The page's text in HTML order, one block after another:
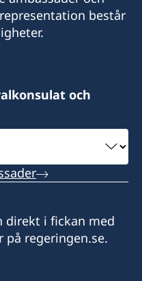
består
och
direkt i fickan med
på regeringen.se.